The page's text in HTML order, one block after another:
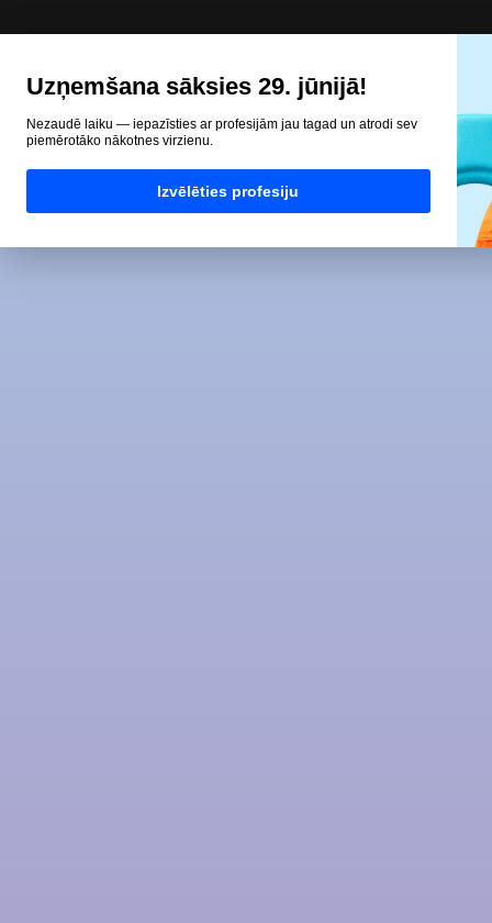
Uzņemšana sāksies 29. jūnijā!
Nezaudē laiku — iepazīsties ar profesijām jau tagad un atrodi sev
piemērotāko nākotnes virzienu.
Izvēlēties profesiju